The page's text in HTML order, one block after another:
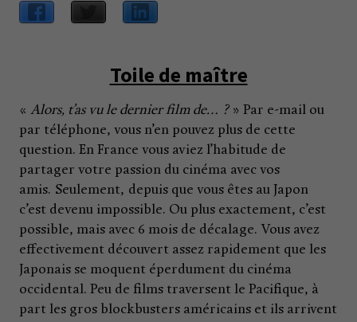
Toile de maître
« Alors, t’as vu le dernier film de… ?» Par e-mail ou
par téléphone, vous n’en pouvez plus de cette
question. En France vous aviez l’habitude de
partager votre passion du cinéma avec vos
amis. Seulement, depuis que vous êtes au Japon
c’est devenu impossible. Ou plus exactement, c’est
possible, mais avec 6 mois de décalage. Vous avez
effectivement découvert assez rapidement que les
Japonais se moquent éperdument du cinéma
occidental. Peu de films traversent le Pacifique, à
part les gros blockbusters américains et ils arrivent